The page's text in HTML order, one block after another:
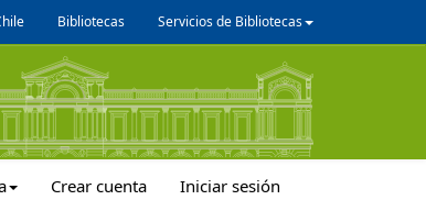
Bibliotecas Servicios de Bibliotecas
Crear cuenta Iniciar sesión